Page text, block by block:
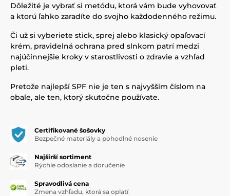
Dôležité je vybrať si metódu, ktorá vám bude vyhovovať
a ktorú ľahko zaradíte do svojho každodenného režimu.
Či už si vyberiete stick, sprej alebo klasický opaľovací
krém, pravidelná ochrana pred slnkom patrí medzi
najúčinnejšie kroky v starostlivosti o zdravie a vzhľad
pleti.
Pretože najlepší SPF nie je ten s najvyšším číslom na
obale, ale ten, ktorý skutočne používate.
Certifikované šošovky
Bezpečné materiály a pohodlné nosenie
Najširší sortiment
Rýchle odoslanie a doručenie
Spravodlivá cena
Zmena vzhľadu, ktorá sa oplatí